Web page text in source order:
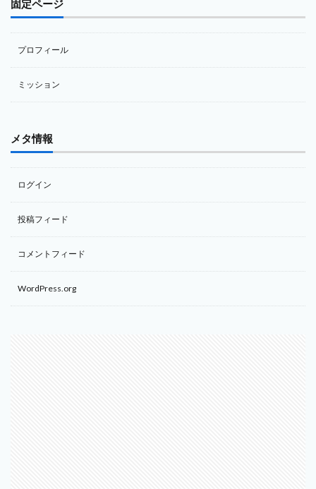
固定ページ
プロフィール
ミッション
メタ情報
ログイン
投稿フィード
コメントフィード
WordPress.org